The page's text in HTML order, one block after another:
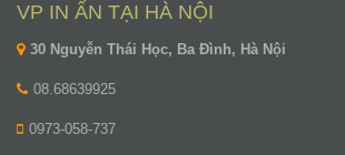
VP IN ẤN TẠI HÀ NỘI
30 Nguyễn Thái Học, Ba Đình, Hà Nội
08.68639925
0973-058-737